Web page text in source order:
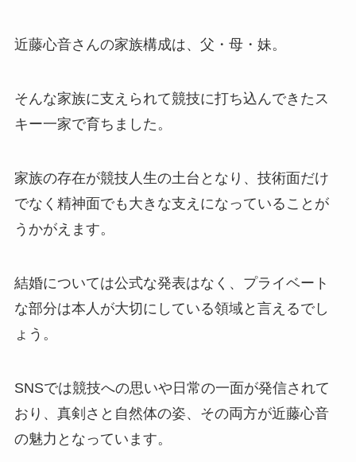
近藤心音さんの家族構成は、父・母・妹。
そんな家族に支えられて競技に打ち込んできたス
キー一家で育ちました。
家族の存在が競技人生の土台となり、技術面だけ
でなく精神面でも大きな支えになっていることが
うかがえます。
結婚については公式な発表はなく、プライベート
な部分は本人が大切にしている領域と言えるでし
ょう。
SNSでは競技への思いや日常の一面が発信されて
おり、真剣さと自然体の姿、その両方が近藤心音
の魅力となっています。